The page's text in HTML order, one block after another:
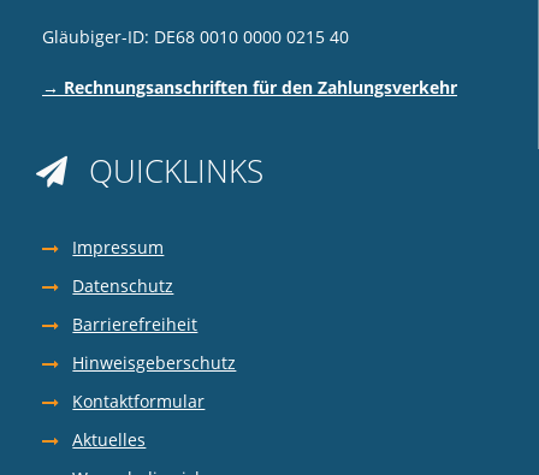
Gläubiger-ID: DE68 0010 0000 0215 40
→ Rechnungsanschriften für den Zahlungsverkehr
 QUICKLINKS
Impressum
Datenschutz
Barrierefreiheit
Hinweisgeberschutz
Kontaktformular
Aktuelles